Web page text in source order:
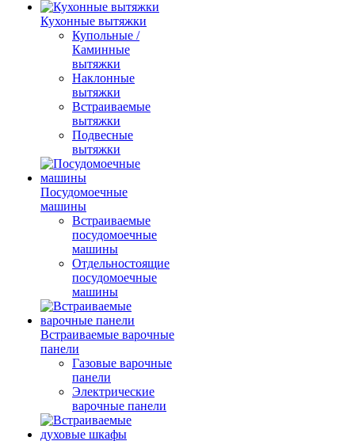
Кухонные вытяжки
Купольные /
Каминные
вытяжки
Наклонные
вытяжки
Встраиваемые
вытяжки
Подвесные
вытяжки
Посудомоечные
машины
Встраиваемые
посудомоечные
машины
Отдельностоящие
посудомоечные
машины
Встраиваемые варочные
панели
Газовые варочные
панели
Электрические
варочные панели